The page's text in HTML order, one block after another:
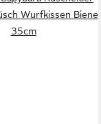
Wurfkissen Biene
35cm